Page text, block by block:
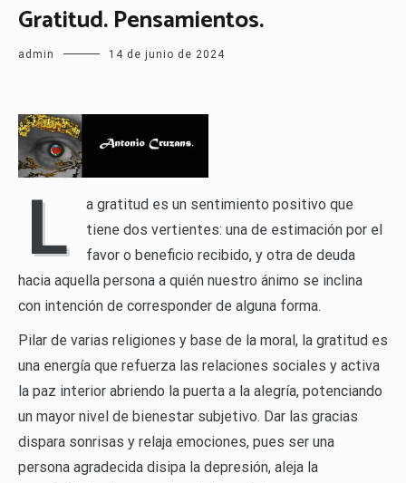
Gratitud. Pensamientos.
admin 14 de junio de 2024
L
a gratitud es un sentimiento positivo que
tiene dos vertientes: una de estimación por el
favor o beneficio recibido, y otra de deuda
hacia aquella persona a quién nuestro ánimo se inclina
con intención de corresponder de alguna forma.
Pilar de varias religiones y base de la moral, la gratitud es
una energía que refuerza las relaciones sociales y activa
la paz interior abriendo la puerta a la alegría, potenciando
un mayor nivel de bienestar subjetivo. Dar las gracias
dispara sonrisas y relaja emociones, pues ser una
persona agradecida disipa la depresión, aleja la